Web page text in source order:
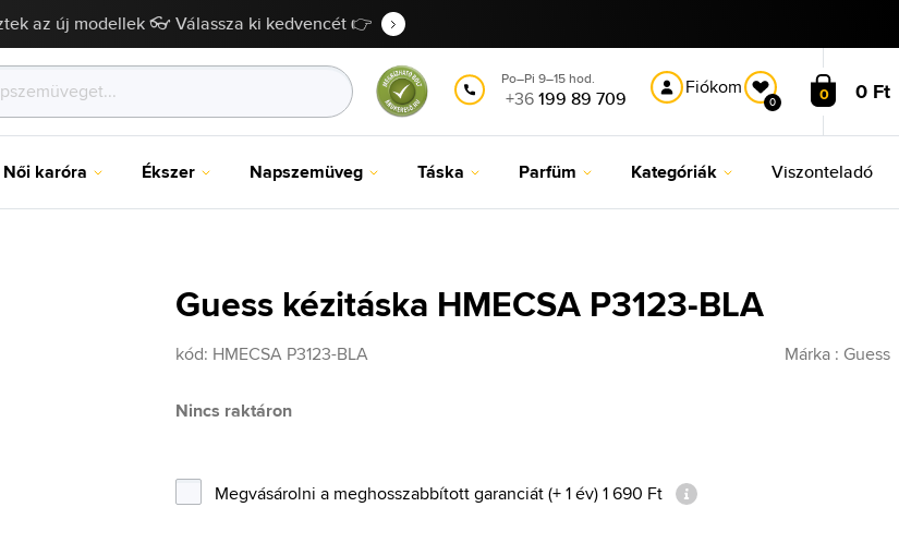
az új modellek 👓 Válassza ki kedvencét 👉
Po–Pi 9–15 hod.
+36199 89 709 Fiókom
0 0 0 Ft
Női karóra Ékszer Napszemüveg Táska Parfüm Kategóriák Viszonteladó
Guess kézitáska HMECSA P3123-BLA
kód: HMECSA P3123-BLA Márka : Guess
Nincs raktáron
Megvásárolni a meghosszabbított garanciát (+ 1 év) 1 690 Ft